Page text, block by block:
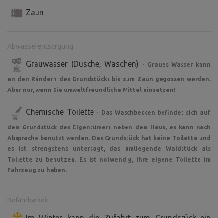
Zaun
Abwasserentsorgung
Grauwasser (Dusche, Waschen) - Graues Wasser kann
an den Rändern des Grundstücks bis zum Zaun gegossen werden.
Aber nur, wenn Sie umweltfreundliche Mittel einsetzen!
Chemische Toilette - Das Waschbecken befindet sich auf
dem Grundstück des Eigentümers neben dem Haus, es kann nach
Absprache benutzt werden. Das Grundstück hat keine Toilette und
es ist strengstens untersagt, das umliegende Waldstück als
Toilette zu benutzen. Es ist notwendig, Ihre eigene Toilette im
Fahrzeug zu haben.
Befahrbarkeit